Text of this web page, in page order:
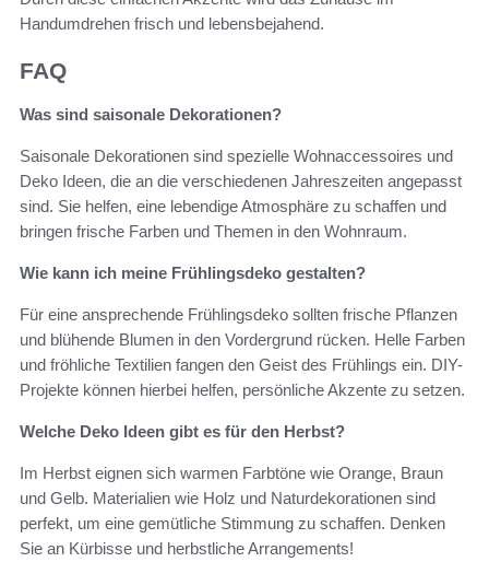
Handumdrehen frisch und lebensbejahend.
FAQ
Was sind saisonale Dekorationen?
Saisonale Dekorationen sind spezielle Wohnaccessoires und
Deko Ideen, die an die verschiedenen Jahreszeiten angepasst
sind. Sie helfen, eine lebendige Atmosphäre zu schaffen und
bringen frische Farben und Themen in den Wohnraum.
Wie kann ich meine Frühlingsdeko gestalten?
Für eine ansprechende Frühlingsdeko sollten frische Pflanzen
und blühende Blumen in den Vordergrund rücken. Helle Farben
und fröhliche Textilien fangen den Geist des Frühlings ein. DIY-
Projekte können hierbei helfen, persönliche Akzente zu setzen.
Welche Deko Ideen gibt es für den Herbst?
Im Herbst eignen sich warmen Farbtöne wie Orange, Braun
und Gelb. Materialien wie Holz und Naturdekorationen sind
perfekt, um eine gemütliche Stimmung zu schaffen. Denken
Sie an Kürbisse und herbstliche Arrangements!